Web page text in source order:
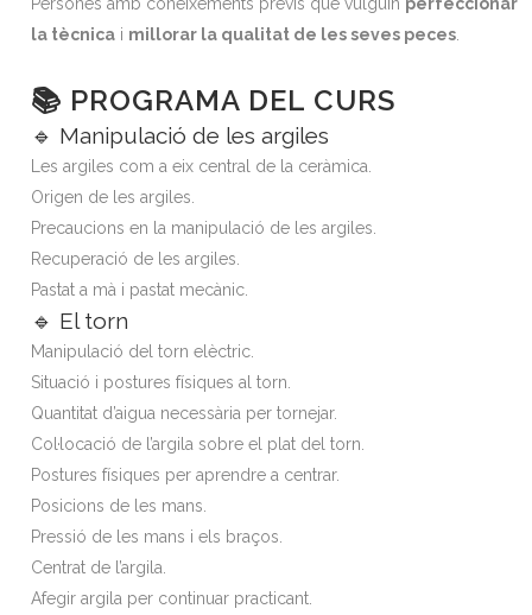
la tècnica i millorar la qualitat de les seves peces
📚 PROGRAMA DEL CURS
🔹 Manipulació de les argiles
Les argiles com a eix central de la ceràmica.
Origen de les argiles.
Precaucions en la manipulació de les argiles.
Recuperació de les argiles.
Pastat a mà i pastat mecànic.
🔹 El torn
Manipulació del torn elèctric.
Situació i postures físiques al torn.
Quantitat d’aigua necessària per tornejar.
Col·locació de l’argila sobre el plat del torn.
Postures físiques per aprendre a centrar.
Posicions de les mans.
Pressió de les mans i els braços.
Centrat de l’argila.
Afegir argila per continuar practicant.